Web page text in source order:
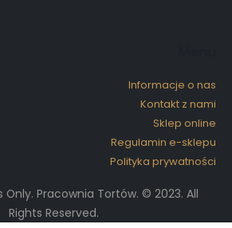
Informacje o nas
Kontakt z nami
Sklep online
Regulamin e-sklepu
Polityka prywatności
Only. Pracownia Tortów. © 2023. All
Rights Reserved.